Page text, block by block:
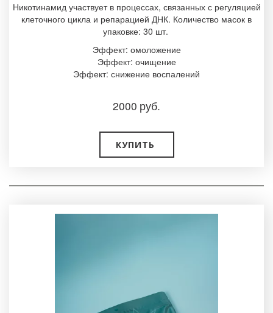
Никотинамид участвует в процессах, связанных с регуляцией
клеточного цикла и репарацией ДНК. Количество масок в
упаковке: 30 шт.
Эффект: омоложение
Эффект: очищение
Эффект: снижение воспалений
2000 руб.
КУПИТЬ